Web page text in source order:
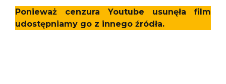
Ponieważ cenzura Youtube usunęła film
udostępniamy go z innego źródła.